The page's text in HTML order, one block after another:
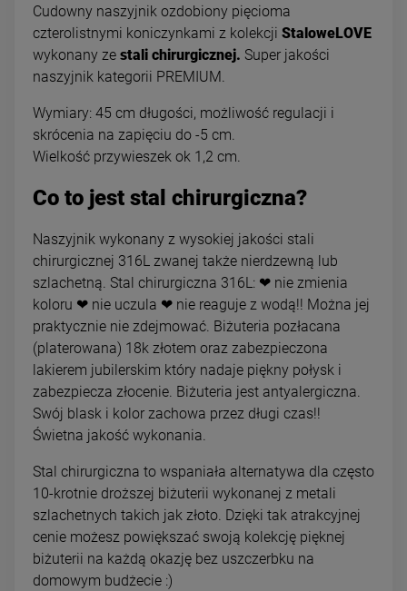
Cudowny naszyjnik ozdobiony pięcioma
czterolistnymi koniczynkami z kolekcji StaloweLOVE
wykonany ze stali chirurgicznej. Super jakości
naszyjnik kategorii PREMIUM.
Wymiary: 45 cm długości, możliwość regulacji i
skrócenia na zapięciu do -5 cm.
Wielkość przywieszek ok 1,2 cm.
Co to jest stal chirurgiczna?
Naszyjnik wykonany z wysokiej jakości stali
chirurgicznej 316L zwanej także nierdzewną lub
szlachetną. Stal chirurgiczna 316L: ❤ nie zmienia
koloru ❤ nie uczula ❤ nie reaguje z wodą!! Można jej
praktycznie nie zdejmować. Biżuteria pozłacana
(platerowana) 18k złotem oraz zabezpieczona
lakierem jubilerskim który nadaje piękny połysk i
zabezpiecza złocenie. Biżuteria jest antyalergiczna.
Swój blask i kolor zachowa przez długi czas!!
Świetna jakość wykonania.
Stal chirurgiczna to wspaniała alternatywa dla często
10-krotnie droższej biżuterii wykonanej z metali
szlachetnych takich jak złoto. Dzięki tak atrakcyjnej
cenie możesz powiększać swoją kolekcję pięknej
biżuterii na każdą okazję bez uszczerbku na
domowym budżecie :)